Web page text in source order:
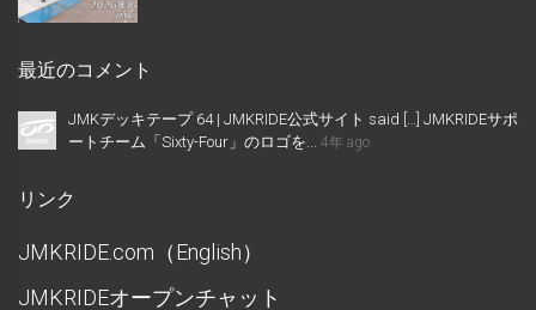
最近のコメント
JMKデッキテープ 64 | JMKRIDE公式サイト said […] JMKRIDEサポ
ートチーム「Sixty-Four」のロゴを...
4年 ago
リンク
JMKRIDE.com（English）
JMKRIDEオープンチャット